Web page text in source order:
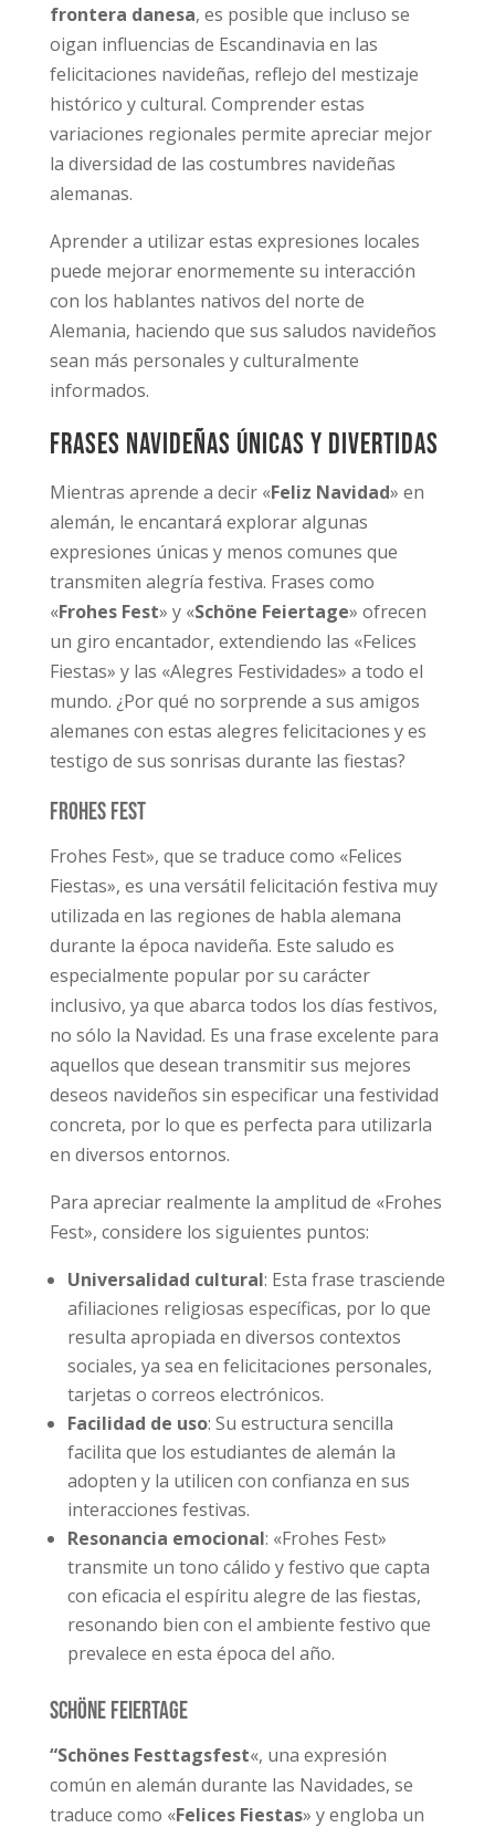
frontera danesa, es posible que incluso se
oigan influencias de Escandinavia en las
felicitaciones navideñas, reflejo del mestizaje
histórico y cultural. Comprender estas
variaciones regionales permite apreciar mejor
la diversidad de las costumbres navideñas
alemanas.
Aprender a utilizar estas expresiones locales
puede mejorar enormemente su interacción
con los hablantes nativos del norte de
Alemania, haciendo que sus saludos navideños
sean más personales y culturalmente
informados.
Frases navideñas únicas y divertidas
Mientras aprende a decir «Feliz Navidad» en
alemán, le encantará explorar algunas
expresiones únicas y menos comunes que
transmiten alegría festiva. Frases como
«Frohes Fest» y «Schöne Feiertage» ofrecen
un giro encantador, extendiendo las «Felices
Fiestas» y las «Alegres Festividades» a todo el
mundo. ¿Por qué no sorprende a sus amigos
alemanes con estas alegres felicitaciones y es
testigo de sus sonrisas durante las fiestas?
Frohes Fest
Frohes Fest», que se traduce como «Felices
Fiestas», es una versátil felicitación festiva muy
utilizada en las regiones de habla alemana
durante la época navideña. Este saludo es
especialmente popular por su carácter
inclusivo, ya que abarca todos los días festivos,
no sólo la Navidad. Es una frase excelente para
aquellos que desean transmitir sus mejores
deseos navideños sin especificar una festividad
concreta, por lo que es perfecta para utilizarla
en diversos entornos.
Para apreciar realmente la amplitud de «Frohes
Fest», considere los siguientes puntos:
Universalidad cultural: Esta frase trasciende
afiliaciones religiosas específicas, por lo que
resulta apropiada en diversos contextos
sociales, ya sea en felicitaciones personales,
tarjetas o correos electrónicos.
Facilidad de uso: Su estructura sencilla
facilita que los estudiantes de alemán la
adopten y la utilicen con confianza en sus
interacciones festivas.
Resonancia emocional: «Frohes Fest»
transmite un tono cálido y festivo que capta
con eficacia el espíritu alegre de las fiestas,
resonando bien con el ambiente festivo que
prevalece en esta época del año.
Schöne Feiertage
“Schönes Festtagsfest«, una expresión
común en alemán durante las Navidades, se
traduce como «Felices Fiestas» y engloba un